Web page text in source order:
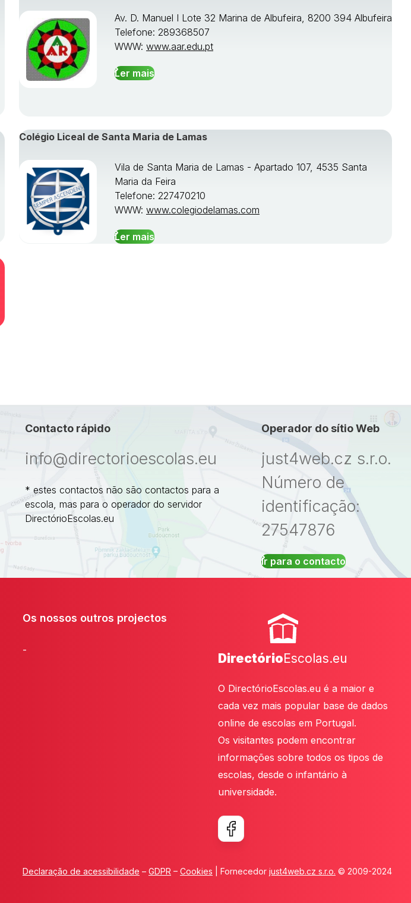
Av. D. Manuel I Lote 32 Marina de Albufeira, 8200 394 Albufeira
Telefone: 289368507
WWW: www.aar.edu.pt
Ler mais
Colégio Liceal de Santa Maria de Lamas
Vila de Santa Maria de Lamas - Apartado 107, 4535 Santa
Maria da Feira
Telefone: 227470210
WWW: www.colegiodelamas.com
Ler mais
Contacto rápido
info@directorioescolas.eu
* estes contactos não são contactos para a
escola, mas para o operador do servidor
DirectórioEscolas.eu
Operador do sítio Web
just4web.cz s.r.o.
Número de
identificação:
27547876
Ir para o contacto
Os nossos outros projectos
-
DirectórioEscolas.eu
O DirectórioEscolas.eu é a maior e
cada vez mais popular base de dados
online de escolas em Portugal.
Os visitantes podem encontrar
informações sobre todos os tipos de
escolas, desde o infantário à
universidade.
Declaração de acessibilidade – GDPR – Cookies | Fornecedor just4web.cz s.r.o. © 2009-2024